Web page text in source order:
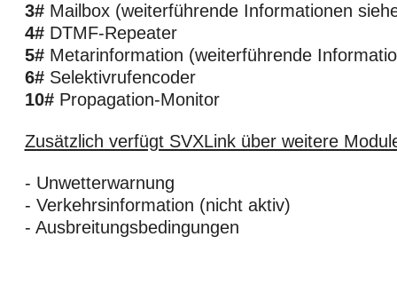
3#Mailbox (weiterführende Informationen
4#DTMF-Repeater
5#Metarinformation (weiterführende
6#Selektivrufencoder
10#Propagation-Monitor
Zusätzlich verfügt SVXLink über weitere
- Unwetterwarnung
- Verkehrsinformation (nicht aktiv)
- Ausbreitungsbedingungen